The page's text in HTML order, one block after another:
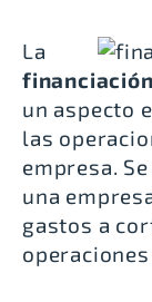
La
un aspecto
las
empresa.
una
gastos a